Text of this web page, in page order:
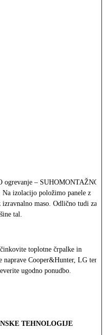
ogrevanje – SUHOMONTAŽNO
izolacijo položimo panele z
maso. Odlično tudi za
tal.
toplotne črpalke in
naprave Cooper&Hunter, LG ter
ugodno ponudbo.
TEHNOLOGIJE